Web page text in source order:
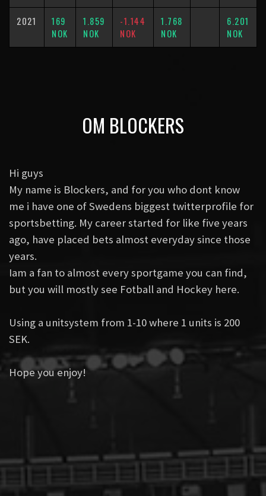
2021
169
NOK
1.859
NOK
-1.144
NOK
1.768
NOK
6.201
NOK
OM BLOCKERS
Hi guys
My name is Blockers, and for you who dont know
me i have one of Swedens biggest twitterprofile for
sportsbetting. My career started for like five years
ago, have placed bets almost everyday since those
years.
Iam a fan to almost every sportgame you can find,
but you will mostly see Fotball and Hockey here.
Using a unitsystem from 1-10 where 1 units is 200
SEK.
Hope you enjoy!